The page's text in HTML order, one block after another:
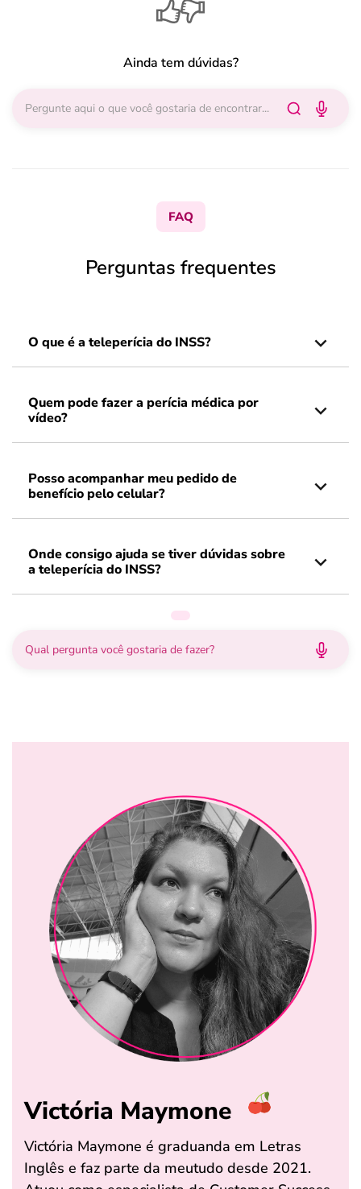
Ainda tem dúvidas?
FAQ
Perguntas frequentes
O que é a teleperícia do INSS?
Quem pode fazer a perícia médica por
vídeo?
Posso acompanhar meu pedido de
benefício pelo celular?
Onde consigo ajuda se tiver dúvidas sobre
a teleperícia do INSS?
Victória Maymone
Victória Maymone é graduanda em Letras
Inglês e faz parte da meutudo desde 2021.